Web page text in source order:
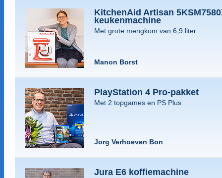
KitchenAid Artisan
keukenmachine
Met grote mengkom van 6,9 liter
Manon Borst
PlayStation 4 Pro-pakket
Met 2 topgames en PS Plus
Jorg Verhoeven Bon
Jura E6 koffiemachine